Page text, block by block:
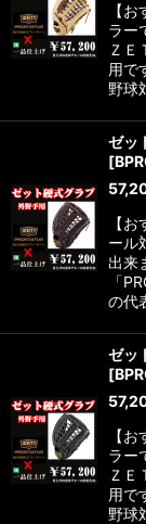
【
ラー
ＺＥ
用で
野球
ゼッ
[
【
ール
出来
「
の代
ゼッ
[
【
ラー
ＺＥ
用で
野球